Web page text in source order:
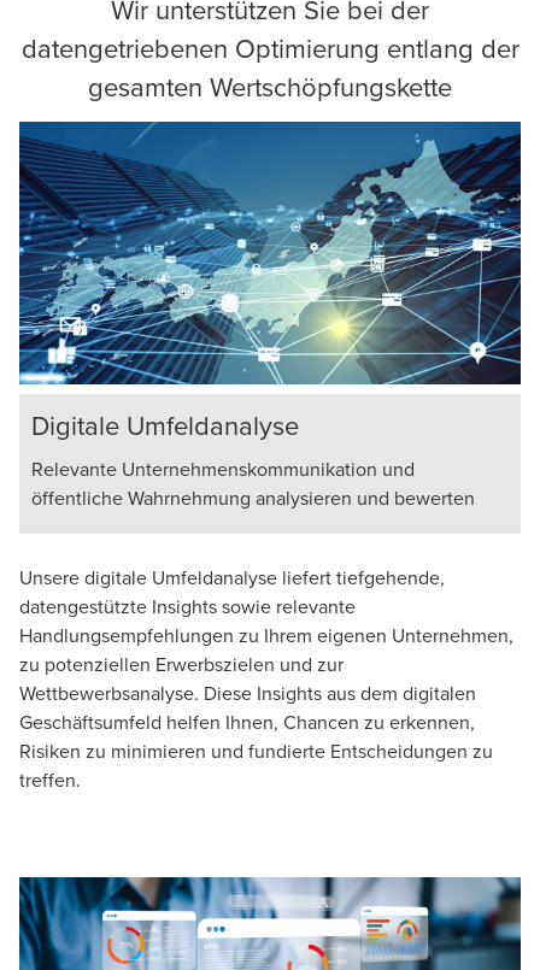
Wir unterstützen Sie bei der
datengetriebenen Optimierung entlang der
gesamten Wertschöpfungskette
Digitale Umfeldanalyse
Relevante Unternehmenskommunikation und
öffentliche Wahrnehmung analysieren und bewerten
Unsere digitale Umfeldanalyse liefert tiefgehende,
datengestützte Insights sowie relevante
Handlungsempfehlungen zu Ihrem eigenen Unternehmen,
zu potenziellen Erwerbszielen und zur
Wettbewerbsanalyse. Diese Insights aus dem digitalen
Geschäftsumfeld helfen Ihnen, Chancen zu erkennen,
Risiken zu minimieren und fundierte Entscheidungen zu
treffen.